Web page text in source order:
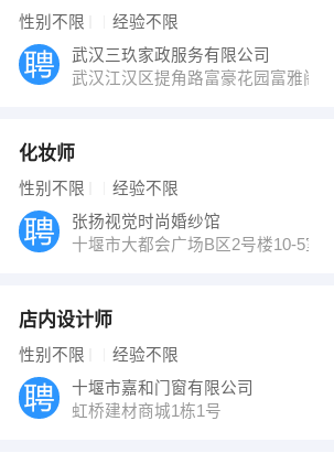
性别不限 经验不限
武汉三玖家政服务有限公司
武汉江汉区提角路富豪花园富雅阁
化妆师
性别不限 经验不限
张扬视觉时尚婚纱馆
十堰市大都会广场B区2号楼10-5室
店内设计师
性别不限 经验不限
十堰市嘉和门窗有限公司
虹桥建材商城1栋1号